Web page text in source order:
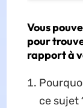
Vous
pour
rapport à
ce sujet